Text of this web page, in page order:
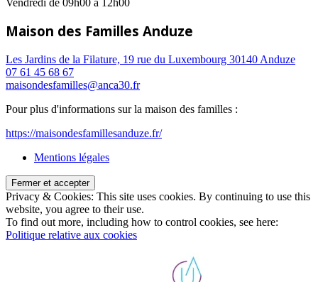
Maison des Familles Anduze
Les Jardins de la Filature, 19 rue du Luxembourg 30140 Anduze
07 61 45 68 67
maisondesfamilles@anca30.fr
Pour plus d'informations sur la maison des familles :
https://maisondesfamillesanduze.fr/
Mentions légales
Privacy & Cookies: This site uses cookies. By continuing to use this
website, you agree to their use.
To find out more, including how to control cookies, see here:
Politique relative aux cookies